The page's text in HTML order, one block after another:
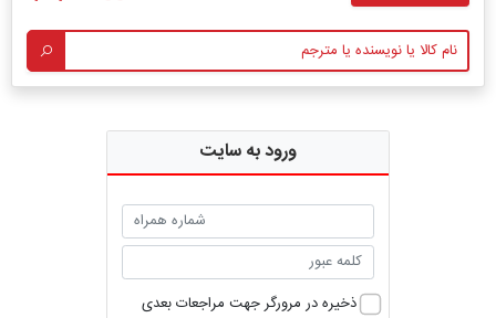
ورود به سایت
ذخیره در مرورگر جهت مراجعات بعدی